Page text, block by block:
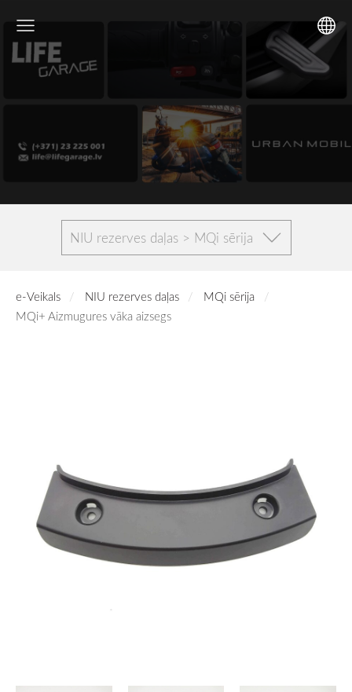
NIU rezerves daļas > MQi sērija
e-Veikals NIU rezerves daļas
MQi sērija
MQi+ Aizmugures vāka aizsegs